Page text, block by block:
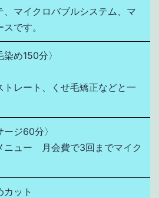
マイクロバブルシステム、マ
です。
め150分〉
トレート、くせ毛矯正などと一
ージ60分〉
ュー　月会費で3回までマイク
ット